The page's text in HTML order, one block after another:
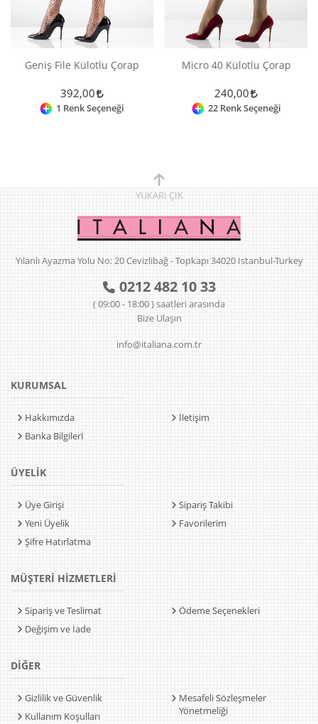
Geniş File Külotlu Çorap
392,00
1 Renk Seçeneği
Micro 40 Külotlu Çorap
240,00
22 Renk Seçeneği
YUKARI ÇIK
Yılanlı Ayazma Yolu No: 20 Cevizlibağ - Topkapı 34020 Istanbul-Turkey
0212 482 10 33
( 09:00 - 18:00 ) saatleri arasında
Bize Ulaşın
info@italiana.com.tr
KURUMSAL
Hakkımızda
Banka Bilgilerİ
İletişim
ÜYELİK
Üye Girişi
Yeni Üyelik
Şifre Hatırlatma
Sipariş Takibi
Favorilerim
MÜŞTERİ HİZMETLERİ
Sipariş ve Teslimat
Değişim ve İade
Ödeme Seçenekleri
DİĞER
Gizlilik ve Güvenlik
Kullanım Koşulları
Mesafeli Sözleşmeler
Yönetmeliği